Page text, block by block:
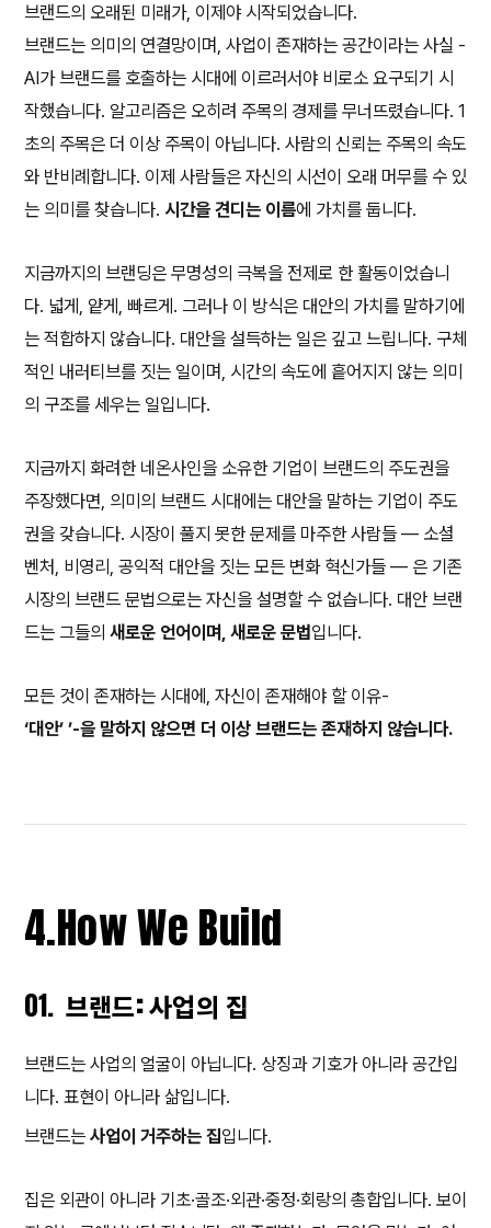
브랜드의 오래된 미래가, 이제야 시작되었습니다.
브랜드는 의미의 연결망이며, 사업이 존재하는 공간이라는 사실 -
AI가 브랜드를 호출하는 시대에 이르러서야 비로소 요구되기 시
작했습니다. 알고리즘은 오히려 주목의 경제를 무너뜨렸습니다. 1
초의 주목은 더 이상 주목이 아닙니다. 사람의 신뢰는 주목의 속도
와 반비례합니다. 이제 사람들은 자신의 시선이 오래 머무를 수 있
는 의미를 찾습니다. 시간을 견디는 이름에 가치를 둡니다.
지금까지의 브랜딩은 무명성의 극복을 전제로 한 활동이었습니
다. 넓게, 얕게, 빠르게. 그러나 이 방식은 대안의 가치를 말하기에
는 적합하지 않습니다. 대안을 설득하는 일은 깊고 느립니다. 구체
적인 내러티브를 짓는 일이며, 시간의 속도에 흩어지지 않는 의미
의 구조를 세우는 일입니다.
지금까지 화려한 네온사인을 소유한 기업이 브랜드의 주도권을
주장했다면, 의미의 브랜드 시대에는 대안을 말하는 기업이 주도
권을 갖습니다. 시장이 풀지 못한 문제를 마주한 사람들 — 소셜
벤처, 비영리, 공익적 대안을 짓는 모든 변화 혁신가들 — 은 기존
시장의 브랜드 문법으로는 자신을 설명할 수 없습니다. 대안 브랜
드는 그들의 새로운 언어이며, 새로운 문법 입니다.
모든 것이 존재하는 시대에, 자신이 존재해야 할 이유-
‘대안’ ’-을 말하지 않으면 더 이상 브랜드는 존재하지 않습니다.
4.How We Build
01. 브랜드: 사업의 집
브랜드는 사업의 얼굴이 아닙니다. 상징과 기호가 아니라 공간입
니다. 표현이 아니라 삶입니다.
브랜드는 사업이 거주하는 집 입니다.
집은 외관이 아니라 기초·골조·외관·중정·회랑의 총합입니다. 보이